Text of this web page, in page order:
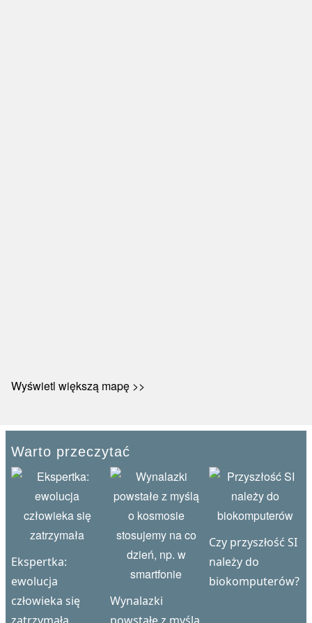
Wyświetl większą mapę >>
Warto przeczytać
Ekspertka:
ewolucja
człowieka się
Wynalazki
Czy przyszłość SI
należy do
biokomputerów?